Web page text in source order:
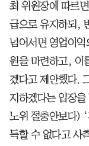
최 위원장에 따르
급으로 유지하되,
넘어서면 영업이익
원을 마련하고, 이
겠다고 제안했다.
지하겠다는 입장
노위 절충안보다)
득할 수 없다고 사